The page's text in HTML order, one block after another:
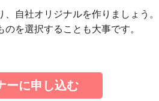
自社オリジナルを作りましょう。
を選択することも大事です。
ーに申し込む